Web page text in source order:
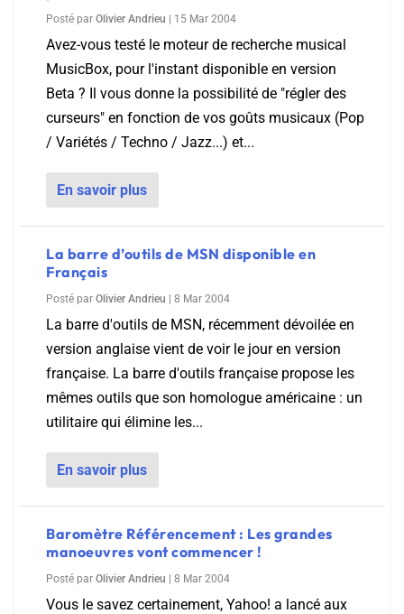
Posté par Olivier Andrieu 15 Mar 2004
Avez-vous testé le moteur de recherche musical
MusicBox, pour l'instant disponible en version
Beta ? Il vous donne la possibilité de "régler des
curseurs" en fonction de vos goûts musicaux (Pop
/ Variétés / Techno / Jazz...) et...
En savoir plus
La barre d’outils de MSN disponible en
Français
Posté par Olivier Andrieu 8 Mar 2004
La barre d'outils de MSN, récemment dévoilée en
version anglaise vient de voir le jour en version
française. La barre d'outils française propose les
mêmes outils que son homologue américaine : un
utilitaire qui élimine les...
En savoir plus
Baromètre Référencement : Les grandes
manoeuvres vont commencer !
Posté par Olivier Andrieu 8 Mar 2004
Vous le savez certainement, Yahoo! a lancé aux